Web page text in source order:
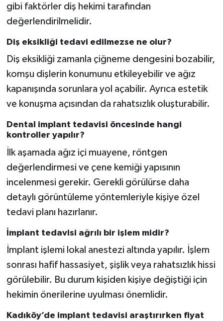
gibi faktörler diş hekimi tarafından
değerlendirilmelidir.
Diş eksikliği tedavi edilmezse ne olur?
Diş eksikliği zamanla çiğneme dengesini bozabilir,
komşu dişlerin konumunu etkileyebilir ve ağız
kapanışında sorunlara yol açabilir. Ayrıca estetik
ve konuşma açısından da rahatsızlık oluşturabilir.
Dental implant tedavisi öncesinde hangi
kontroller yapılır?
İlk aşamada ağız içi muayene, röntgen
değerlendirmesi ve çene kemiği yapısının
incelenmesi gerekir. Gerekli görülürse daha
detaylı görüntüleme yöntemleriyle kişiye özel
tedavi planı hazırlanır.
İmplant tedavisi ağrılı bir işlem midir?
İmplant işlemi lokal anestezi altında yapılır. İşlem
sonrası hafif hassasiyet, şişlik veya rahatsızlık hissi
görülebilir. Bu durum kişiden kişiye değiştiği için
hekimin önerilerine uyulması önemlidir.
Kadıköy’de implant tedavisi araştırırken fiyat